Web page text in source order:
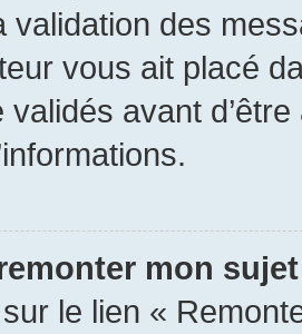
validation des
vous ait placé
avant
mon
le lien «